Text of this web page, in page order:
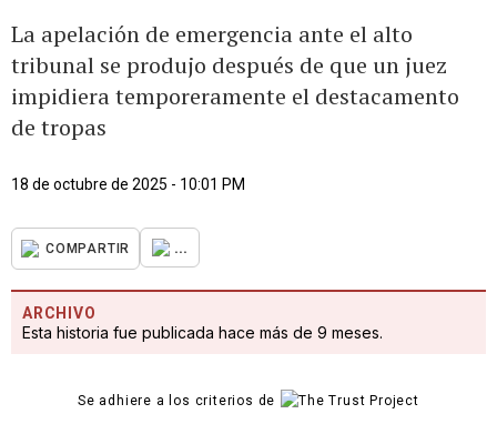
La apelación de emergencia ante el alto
tribunal se produjo después de que un juez
impidiera temporeramente el destacamento
de tropas
18 de octubre de 2025 - 10:01 PM
COMPARTIR ...
ARCHIVO
Esta historia fue publicada hace más de 9 meses.
Se adhiere a los criterios de